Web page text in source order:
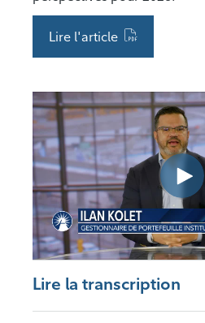
Lire l'article
Lire la transcription